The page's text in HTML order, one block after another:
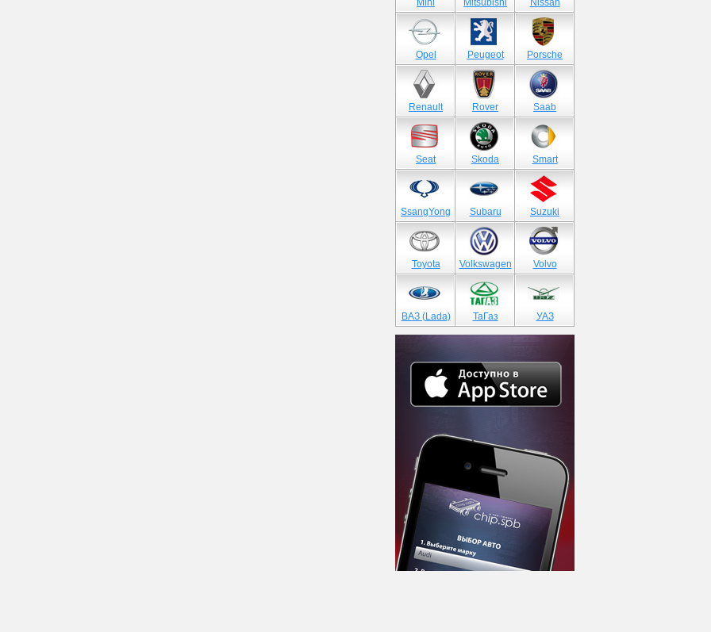
Mini Mitsubishi Nissan
Opel Peugeot Porsche
Renault Rover Saab
Seat Skoda Smart
SsangYong Subaru Suzuki
Toyota Volkswagen Volvo
ВАЗ (Lada) ТаГаз УАЗ